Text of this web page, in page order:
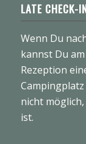
LATE CHECK-
Wenn Du
kannst Du
Rezeption
nicht
ist.